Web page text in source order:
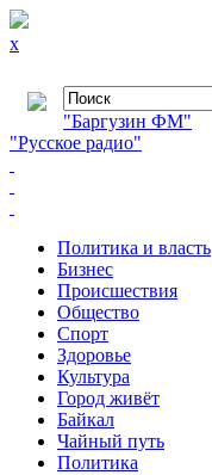
x
"Баргузин ФМ"
"Русское радио"
Политика и власть
Бизнес
Происшествия
Общество
Cпорт
Здоровье
Культура
Город живёт
Байкал
Чайный путь
Политика